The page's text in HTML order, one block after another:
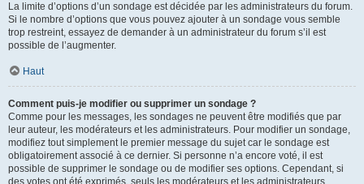
La limite d’options d’un sondage est décidée par les administrateurs du forum.
Si le nombre d’options que vous pouvez ajouter à un sondage vous semble
trop restreint, essayez de demander à un administrateur du forum s’il est
possible de l’augmenter.
Haut
Comment puis-je modifier ou supprimer un sondage ?
Comme pour les messages, les sondages ne peuvent être modifiés que par
leur auteur, les modérateurs et les administrateurs. Pour modifier un sondage,
modifiez tout simplement le premier message du sujet car le sondage est
obligatoirement associé à ce dernier. Si personne n’a encore voté, il est
possible de supprimer le sondage ou de modifier ses options. Cependant, si
des votes ont été exprimés, seuls les modérateurs et les administrateurs